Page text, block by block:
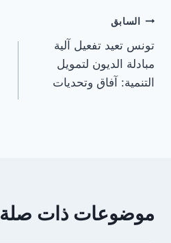
تصفّح
المقالات
السابق
تونس تعيد تفعيل آلية
مبادلة الديون لتمويل
التنمية: آفاق وتحديات
موضوعات ذات صلة